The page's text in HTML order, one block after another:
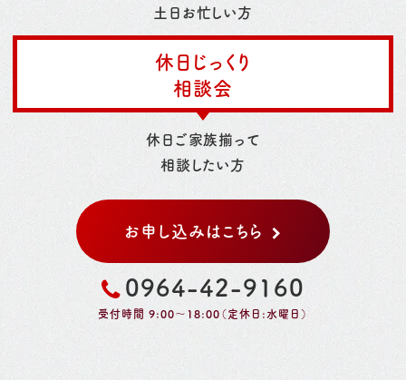
土日お忙しい方
休日じっくり
相談会
休日ご家族揃って
相談したい方
お申し込みはこちら
0964-42-9160
受付時間 9:00～18:00（定休日:水曜日）